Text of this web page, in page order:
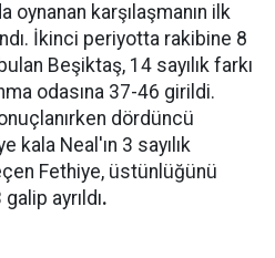
oynanan karşılaşmanın ilk
İkinci periyotta rakibine 8
Beşiktaş, 14 sayılık farkı
odasına 37-46 girildi.
dördüncü
kala Neal'ın 3 sayılık
Fethiye, üstünlüğünü
ayrıldı.